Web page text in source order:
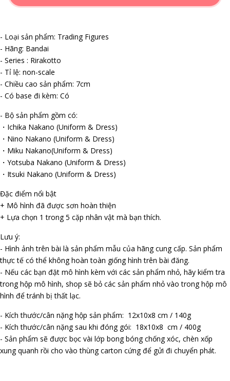
- Loại sản phẩm: Trading Figures
- Hãng: Bandai
- Series : Rirakotto
- Tỉ lệ: non-scale
- Chiều cao sản phẩm: 7cm
- Có base đi kèm: Có
- Bộ sản phẩm gồm có:
・Ichika Nakano (Uniform & Dress)
・Nino Nakano (Uniform & Dress)
・Miku Nakano(Uniform & Dress)
・Yotsuba Nakano (Uniform & Dress)
・Itsuki Nakano (Uniform & Dress)
Đặc điểm nổi bật
+ Mô hình đã được sơn hoàn thiện
+ Lựa chọn 1 trong 5 cặp nhân vật mà bạn thích.
Lưu ý:
- Hình ảnh trên bài là sản phẩm mẫu của hãng cung cấp. Sản phẩm
thực tế có thể không hoàn toàn giống hình trên bài đăng.
- Nếu các bạn đặt mô hình kèm với các sản phẩm nhỏ, hãy kiểm tra
trong hộp mô hình, shop sẽ bỏ các sản phẩm nhỏ vào trong hộp mô
hình để tránh bị thất lạc.
- Kích thước/cân nặng hộp sản phẩm: 12x10x8 cm / 140g
- Kích thước/cân nặng sau khi đóng gói: 18x10x8 cm / 400g
- Sản phẩm sẽ được bọc vài lớp bong bóng chống xóc, chèn xốp
xung quanh rồi cho vào thùng carton cứng để gửi đi chuyển phát.